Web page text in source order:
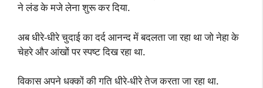
ने लंड के मजे लेना शुरू कर दिया.
अब धीरे-धीरे चुदाई का दर्द आनन्द में बदलता जा रहा था जो नेहा के
चेहरे और आंखों पर स्पष्ट दिख रहा था.
विकास अपने धक्कों की गति धीरे-धीरे तेज करता जा रहा था.